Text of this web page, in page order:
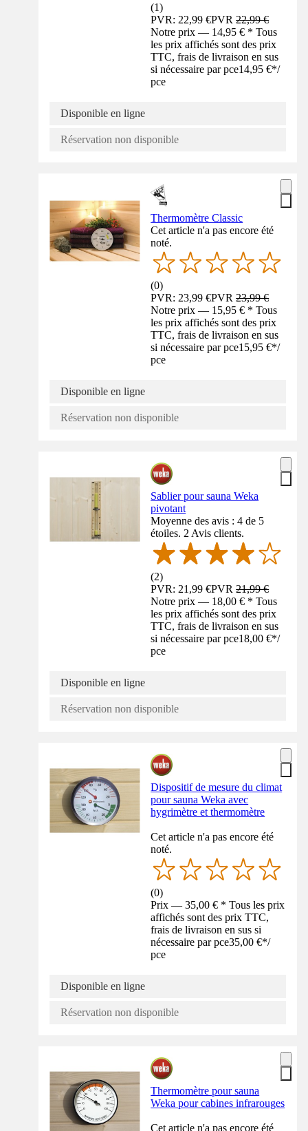
(1)
PVR: 22,99 €PVR22,99 €
Notre prix — 14,95 € * Tous
les prix affichés sont des prix
TTC, frais de livraison en sus
si nécessaire par pce14,95 €*/
pce
Disponible en ligne
Réservation non disponible
Thermomètre Classic
Cet article n'a pas encore été
noté.
(0)
PVR: 23,99 €PVR23,99 €
Notre prix — 15,95 € * Tous
les prix affichés sont des prix
TTC, frais de livraison en sus
si nécessaire par pce15,95 €*/
pce
Disponible en ligne
Réservation non disponible
Sablier pour sauna Weka
pivotant
Moyenne des avis : 4 de 5
étoiles. 2 Avis clients.
(2)
PVR: 21,99 €PVR21,99 €
Notre prix — 18,00 € * Tous
les prix affichés sont des prix
TTC, frais de livraison en sus
si nécessaire par pce18,00 €*/
pce
Disponible en ligne
Réservation non disponible
Dispositif de mesure du climat
pour sauna Weka avec
hygrimètre et thermomètre
Cet article n'a pas encore été
noté.
(0)
Prix — 35,00 € * Tous les prix
affichés sont des prix TTC,
frais de livraison en sus si
nécessaire par pce35,00 €*/
pce
Disponible en ligne
Réservation non disponible
Thermomètre pour sauna
Weka pour cabines infrarouges
Cet article n'a pas encore été